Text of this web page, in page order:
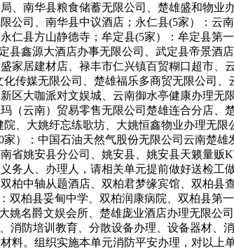
南华县粮食储蓄无限公司、楚雄盛和物业
司、南华县中议酒店；永仁县(5家）：云
县方山静德寺；牟定县(5家）：牟定县第
鑫源大酒店办事无限公司、武定县帝景酒
居建材店、禄丰市仁兴镇百贸糊口超市、
传媒无限公司、楚雄福乐多商贸无限公司、
大咖派对文娱城、云南御水亭健康办理无
云南）贸易零售无限公司楚雄连合分店、
、大姚纡忘练歌坊、大姚恒鑫物业办理无
）：中国石油天然气股份无限公司云南楚
姚安县分公司、姚安县、姚安县天籁量
人、办理人，请相关单元提前做好送检工
中轴从题酒店、双柏君梦缘宾馆、双柏县
柏县妥甸中学、双柏润康病院、双柏县第
名爵文娱会所、楚雄庞业酒店办理无限公
防培训教育、分散设备办理、设备器材、
。组织实施本单元消防平安办理，对以上